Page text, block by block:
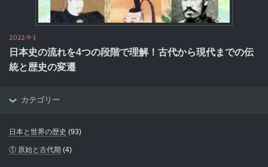
2022-9-1
日本史の流れを4つの段階で理解！古代から現代までの伝
統と歴史の変遷
カテゴリー
日本と世界の歴史 (93)
① 原始と古代期 (4)